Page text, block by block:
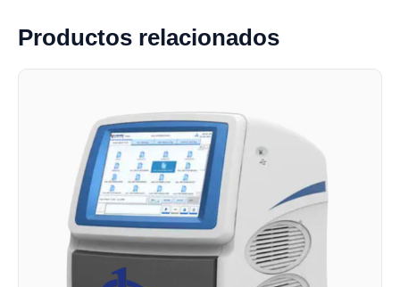
Productos relacionados